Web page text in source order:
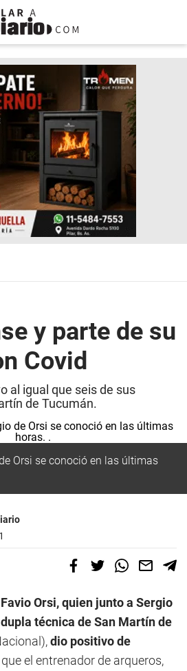
y parte de su
Covid
al igual que seis de sus
de Tucumán.
Orsi se conoció en las últimas
Orsi, quien junto a Sergio
técnica de San Martín de
dio positivo de
el entrenador de arqueros,